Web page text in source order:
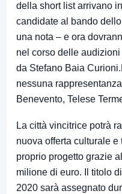
della short list arrivano
candidate al bando
una nota – e ora
nel corso delle
da Stefano Baia
nessuna
Benevento, Telese
La città vincitrice potrà
nuova offerta culturale e
proprio progetto grazie
milione di euro. Il titolo
2020 sarà assegnato